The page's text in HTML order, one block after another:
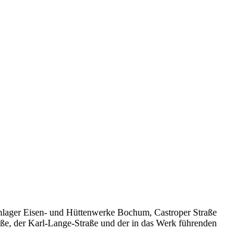
Eisen- und Hüttenwerke Bochum, Castroper Straße
der Karl-Lange-Straße und der in das Werk führenden